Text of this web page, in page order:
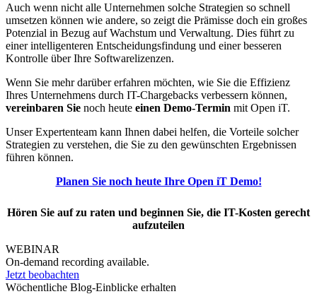
Auch wenn nicht alle Unternehmen solche Strategien so schnell
umsetzen können wie andere, so zeigt die Prämisse doch ein großes
Potenzial in Bezug auf Wachstum und Verwaltung. Dies führt zu
einer intelligenteren Entscheidungsfindung und einer besseren
Kontrolle über Ihre Softwarelizenzen.
Wenn Sie mehr darüber erfahren möchten, wie Sie die Effizienz
Ihres Unternehmens durch IT-Chargebacks verbessern können,
vereinbaren Sie noch heute einen Demo-Termin mit Open iT.
Unser Expertenteam kann Ihnen dabei helfen, die Vorteile solcher
Strategien zu verstehen, die Sie zu den gewünschten Ergebnissen
führen können.
Planen Sie noch heute Ihre Open iT Demo!
Hören Sie auf zu raten und beginnen Sie, die IT-Kosten gerecht
aufzuteilen
WEBINAR
On-demand recording available.
Jetzt beobachten
Wöchentliche Blog-Einblicke erhalten